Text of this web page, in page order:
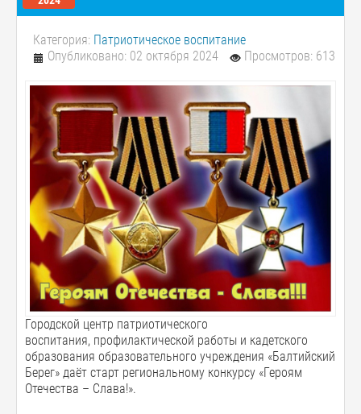
Категория: Патриотическое воспитание
Опубликовано: 02 октября 2024
Просмотров: 613
Городской центр патриотического
воспитания, профилактической работы и кадетского
образования образовательного учреждения «Балтийский
Берег» даёт старт региональному конкурсу «Героям
Отечества – Слава!».